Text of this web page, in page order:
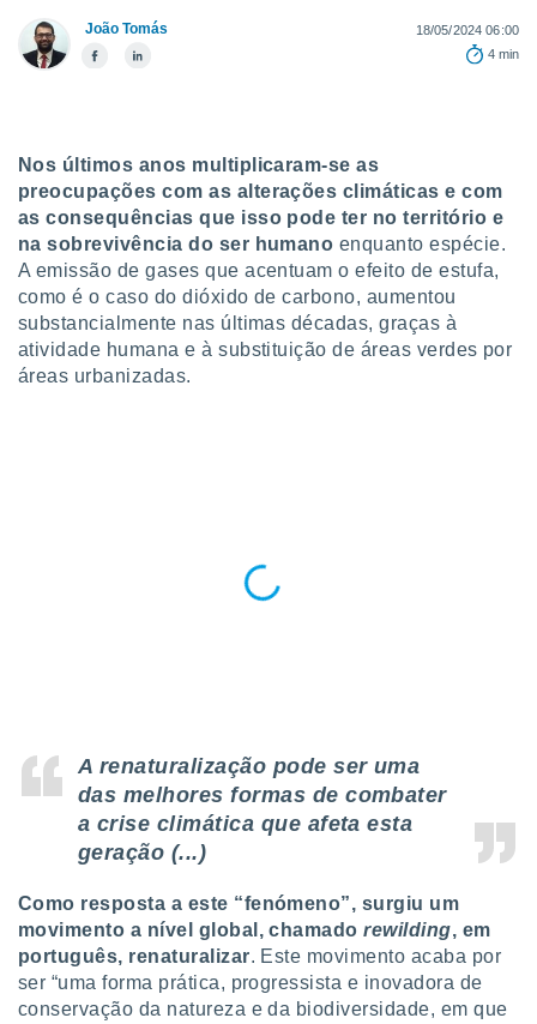
a
todos os
ou
no
um perfil
lhe
e
com
Pode
nossa
e
a
não
cookies
João Tomás
18/05/2024 06:00
4 min
Nos últimos anos multiplicaram-se as
preocupações com as alterações climáticas e com
as consequências que isso pode ter no território e
na sobrevivência do ser humano enquanto espécie.
A emissão de gases que acentuam o efeito de estufa,
como é o caso do dióxido de carbono, aumentou
substancialmente nas últimas décadas, graças à
atividade humana e à substituição de áreas verdes por
áreas urbanizadas.
A renaturalização pode ser uma
das melhores formas de combater
a crise climática que afeta esta
geração (...)
Como resposta a este “fenómeno”, surgiu um
movimento a nível global, chamadorewilding, em
português, renaturalizar. Este movimento acaba por
ser “uma forma prática, progressista e inovadora de
conservação da natureza e da biodiversidade, em que